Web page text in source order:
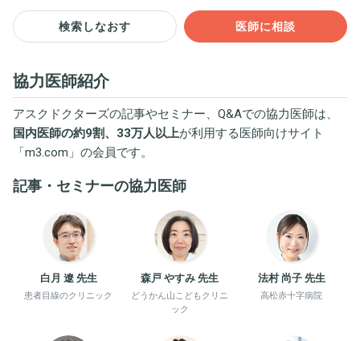
検索しなおす 医師に相談
協力医師紹介
アスクドクターズの記事やセミナー、Q&Aでの協力医師は、
国内医師の約9割、33万人以上が利用する医師向けサイト
「m3.com 」の会員です。
記事・セミナーの協力医師
白月 遼 先生
患者目線のクリニック
森戸 やすみ 先生
どうかん山こどもクリニ
ック
法村 尚子 先生
高松赤十字病院